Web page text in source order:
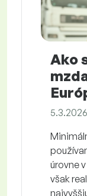
Ako
5.3.2026
úrovne
však